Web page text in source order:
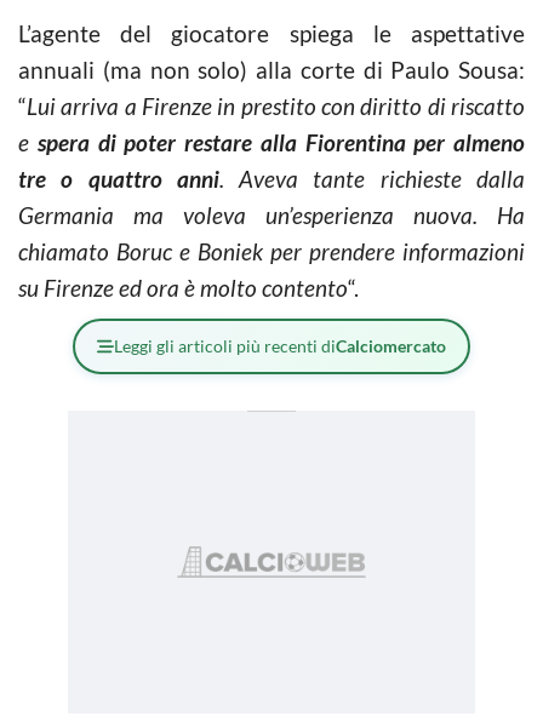
L’agente del giocatore spiega le aspettative
annuali (ma non solo) alla corte di Paulo Sousa:
“Lui arriva a Firenze in prestito con diritto di riscatto
e spera di poter restare alla Fiorentina per almeno
tre o quattro anni. Aveva tante richieste dalla
Germania ma voleva un’esperienza nuova. Ha
chiamato Boruc e Boniek per prendere informazioni
su Firenze ed ora è molto contento“.
Leggi gli articoli più recenti diCalciomercato